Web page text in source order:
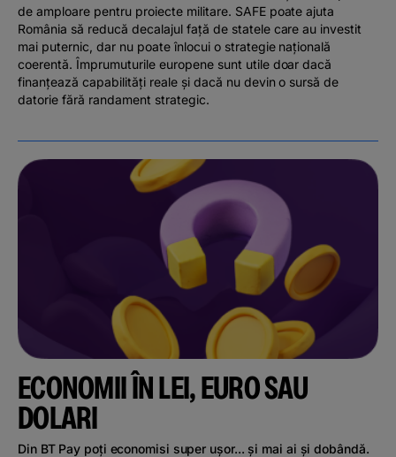
de amploare pentru proiecte militare. SAFE poate ajuta
România să reducă decalajul față de statele care au investit
mai puternic, dar nu poate înlocui o strategie națională
coerentă. Împrumuturile europene sunt utile doar dacă
finanțează capabilități reale și dacă nu devin o sursă de
datorie fără randament strategic.
ECONOMII ÎN LEI, EURO SAU
DOLARI
Din BT Pay poți economisi super ușor... și mai ai și dobândă.